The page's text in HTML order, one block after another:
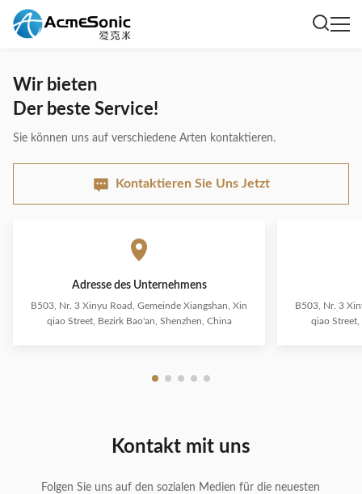
Wir bieten
Der beste Service!
Sie können uns auf verschiedene Arten kontaktieren.
Kontaktieren Sie Uns Jetzt
Adresse des Unternehmens
B503, Nr. 3 Xinyu Road, Gemeinde Xiangshan, Xin
qiao Street, Bezirk Bao'an, Shenzhen, China
B503, Nr. 3
qiao Street,
Kontakt mit uns
Folgen Sie uns auf den sozialen Medien für die neuesten